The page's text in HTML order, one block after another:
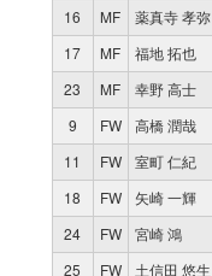
16
MF 薬真寺 孝弥
17
MF 福地 拓也
23
MF 幸野 高士
9
FW 高橋 潤哉
11
FW 室町 仁紀
18
FW 矢崎 一輝
24
FW 宮崎 鴻
25
FW 土信田 悠生